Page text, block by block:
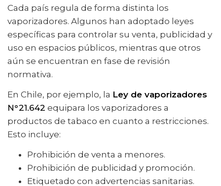
Cada país regula de forma distinta los
vaporizadores. Algunos han adoptado leyes
específicas para controlar su venta, publicidad y
uso en espacios públicos, mientras que otros
aún se encuentran en fase de revisión
normativa.
En Chile, por ejemplo, la Ley de vaporizadores
N°21.642 equipara los vaporizadores a
productos de tabaco en cuanto a restricciones.
Esto incluye:
Prohibición de venta a menores.
Prohibición de publicidad y promoción.
Etiquetado con advertencias sanitarias.